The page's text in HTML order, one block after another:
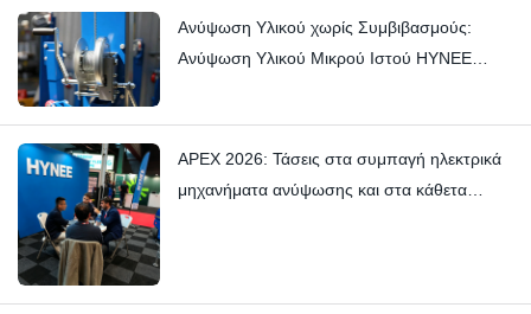
Ανύψωση Υλικού χωρίς Συμβιβασμούς:
Ανύψωση Υλικού Μικρού Ιστού HYNEE
Τρικς με Δεξιοτεχνία
APEX 2026: Τάσεις στα συμπαγή ηλεκτρικά
μηχανήματα ανύψωσης και στα κάθετα